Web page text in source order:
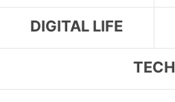
DIGITAL LIFE
TECH